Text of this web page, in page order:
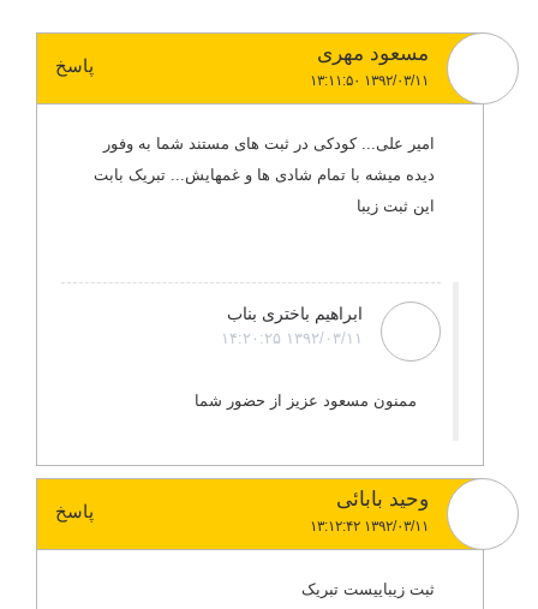
مسعود مهری
۱۳۹۲/۰۳/۱۱ ۱۳:۱۱:۵۰
پاسخ
امیر علی... کودکی در ثبت های مستند شما به وفور
دیده میشه با تمام شادی ها و غمهایش... تبریک بابت
این ثبت زیبا
ابراهیم باختری بناب
۱۳۹۲/۰۳/۱۱ ۱۴:۲۰:۲۵
ممنون مسعود عزیز از حضور شما
وحید بابائی
۱۳۹۲/۰۳/۱۱ ۱۳:۱۲:۴۲
پاسخ
ثبت زیباییست تبریک